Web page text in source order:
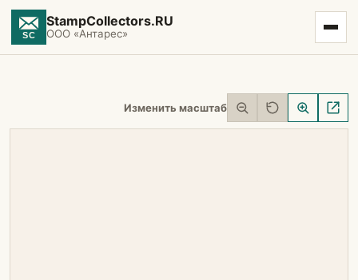
StampCollectors.RU
ООО «Антарес»
Изменить масштаб